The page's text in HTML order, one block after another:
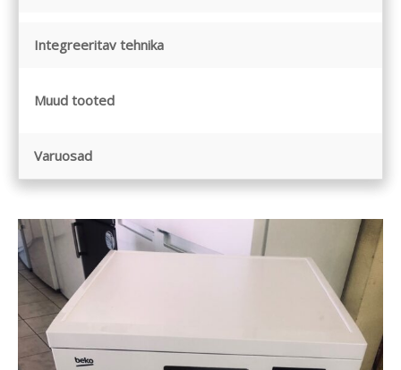
Integreeritav tehnika
Muud tooted
Varuosad